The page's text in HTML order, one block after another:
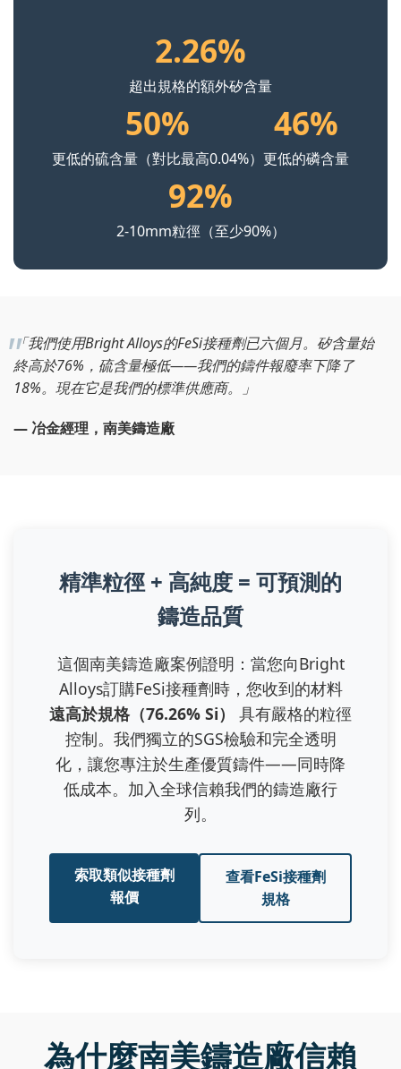
2.26%
超出規格的額外矽含量
50%
更低的硫含量（對比最高0.04%）
46%
更低的磷含量
92%
2-10mm粒徑（至少90%）
「我們使用Bright Alloys的FeSi接種劑已六個月。矽含量始
終高於76%，硫含量極低——我們的鑄件報廢率下降了
18%。現在它是我們的標準供應商。」
— 冶金經理，南美鑄造廠
精準粒徑 + 高純度 = 可預測的
鑄造品質
這個南美鑄造廠案例證明：當您向Bright
Alloys訂購FeSi接種劑時，您收到的材料
遠高於規格（76.26% Si）
具有嚴格的粒徑
控制。我們獨立的SGS檢驗和完全透明
化，讓您專注於生產優質鑄件——同時降
低成本。加入全球信賴我們的鑄造廠行
列。
索取類似接種劑
報價
查看FeSi接種劑
規格
為什麼南美鑄造廠信賴